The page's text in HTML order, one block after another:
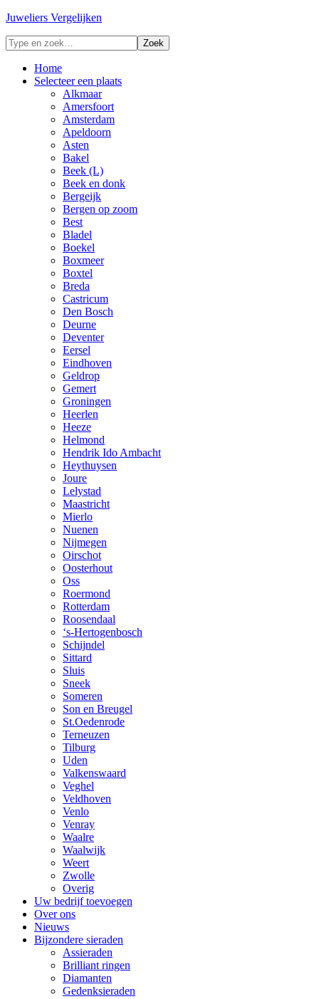
Juweliers Vergelijken
Home
Selecteer een plaats
Alkmaar
Amersfoort
Amsterdam
Apeldoorn
Asten
Bakel
Beek (L)
Beek en donk
Bergeijk
Bergen op zoom
Best
Bladel
Boekel
Boxmeer
Boxtel
Breda
Castricum
Den Bosch
Deurne
Deventer
Eersel
Eindhoven
Geldrop
Gemert
Groningen
Heerlen
Heeze
Helmond
Hendrik Ido Ambacht
Heythuysen
Joure
Lelystad
Maastricht
Mierlo
Nuenen
Nijmegen
Oirschot
Oosterhout
Oss
Roermond
Rotterdam
Roosendaal
‘s-Hertogenbosch
Schijndel
Sittard
Sluis
Sneek
Someren
Son en Breugel
St.Oedenrode
Terneuzen
Tilburg
Uden
Valkenswaard
Veghel
Veldhoven
Venlo
Venray
Waalre
Waalwijk
Weert
Zwolle
Overig
Uw bedrijf toevoegen
Over ons
Nieuws
Bijzondere sieraden
Assieraden
Brilliant ringen
Diamanten
Gedenksieraden